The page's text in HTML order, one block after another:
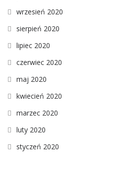
wrzesień 2020
sierpień 2020
lipiec 2020
czerwiec 2020
maj 2020
kwiecień 2020
marzec 2020
luty 2020
styczeń 2020